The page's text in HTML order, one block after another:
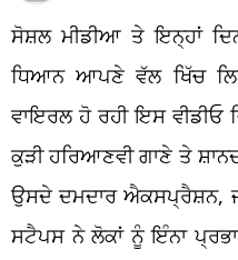
ਸੋਸ਼ਲ ਮੀਡੀਆ ਤੇ ਇਨ੍ਹਾਂ
ਧਿਆਨ ਆਪਣੇ ਵੱਲ ਖਿੱਚ
ਵਾਇਰਲ ਹੋ ਰਹੀ ਇਸ ਵੀਡੀਓ
ਕੁੜੀ ਹਰਿਆਣਵੀ ਗਾਣੇ ਤੇ
ਉਸਦੇ ਦਮਦਾਰ ਐਕਸਪ੍ਰੈਸ਼ਨ,
ਸਟੈਪਸ ਨੇ ਲੋਕਾਂ ਨੂੰ ਇੰਨਾ